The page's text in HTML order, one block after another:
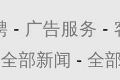
- 广告服务 -
全部新闻 - 全